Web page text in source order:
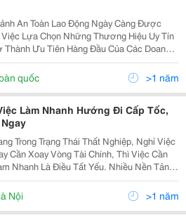
An Toàn Lao Động Ngày Càng Được
Lựa Chọn Những Thương Hiệu Uy Tín
Thành Ưu Tiên Hàng Đầu Của Các Doanh
Máy Và Công Trình Xây Dựng. Tại Quảng
Hiện Của Nhà Phân Phối 3M Chính Hãng
quốc >1 năm
Làm Nhanh Hướng Đi Cấp Tốc,
Trong Trạng Thái Thất Nghiệp, Nghỉ Việc
Cần Xoay Vòng Tài Chính, Thì Việc Cần
Là Điều Tất Yếu. Nhiều Nền Tảng
Cấp Lựa Chọn &Ldquo;Việc Gấp
Làm Liền&Rdquo; Trong Vòng...
Nội >1 năm